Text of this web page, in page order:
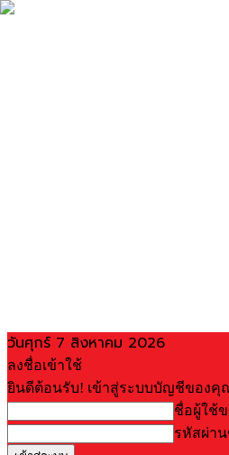
วันศุกร์ 7 สิงหาคม 2026
ลงชื่อเข้าใช้
ยินดีต้อนรับ! เข้าสู่ระบบบัญชีของคุ
ชื่อผู้ใช้
รหัสผ่า